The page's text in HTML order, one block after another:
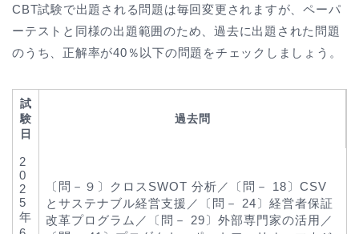
CBT試験で出題される問題は毎回変更されますが、ペーパ
ーテストと同様の出題範囲のため、過去に出題された問題
のうち、正解率が40％以下の問題をチェックしましょう。
試
験
日
過去問
2
0
2
5
年
〔問－９〕クロスSWOT 分析／〔問－ 18〕CSV
とサステナブル経営支援／〔問－ 24〕経営者保証
改革プログラム／〔問－ 29〕外部専門家の活用／